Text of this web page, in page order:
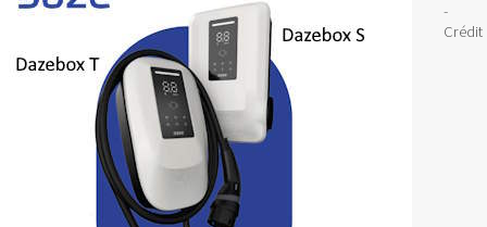
-
Crédit